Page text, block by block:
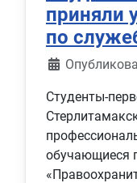
приняли
по
Информация о
Студенты-
обучающиеся